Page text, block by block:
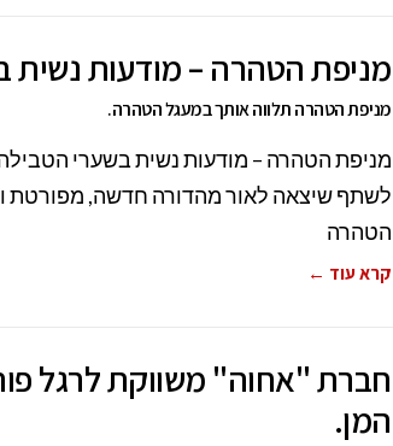
מניפת הטהרה – מודעות נשית
מניפת הטהרה תלווה אותך במעגל הטהרה.
מניפת הטהרה – מודעות נשית בשערי
לשתף שיצאה לאור מהדורה חדשה, מפורטת
הטהרה
קרא עוד ←
חברת "אחוה" משווקת לרגל
המן.